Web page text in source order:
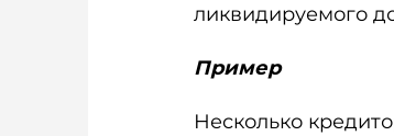
ликвидируемого
Пример
Несколько